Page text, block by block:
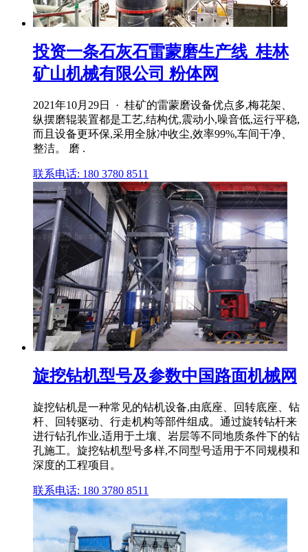
投资一条石灰石雷蒙磨生产线_桂林
矿山机械有限公司 粉体网
2021年10月29日 · 桂矿的雷蒙磨设备优点多,梅花架、
纵摆磨辊装置都是工艺,结构优,震动小,噪音低,运行平稳,
而且设备更环保,采用全脉冲收尘,效率99%,车间干净、
整洁。 磨 .
联系电话: 180 3780 8511
旋挖钻机型号及参数中国路面机械网
旋挖钻机是一种常见的钻机设备,由底座、回转底座、钻
杆、回转驱动、行走机构等部件组成。通过旋转钻杆来
进行钻孔作业,适用于土壤、岩层等不同地质条件下的钻
孔施工。旋挖钻机型号多样,不同型号适用于不同规模和
深度的工程项目。
联系电话: 180 3780 8511